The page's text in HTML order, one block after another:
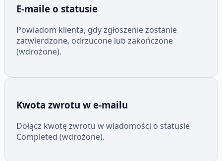
E-maile o statusie
Powiadom klienta, gdy zgłoszenie zostanie
zatwierdzone, odrzucone lub zakończone
(wdrożone).
Kwota zwrotu w e-mailu
Dołącz kwotę zwrotu w wiadomości o statusie
Completed (wdrożone).